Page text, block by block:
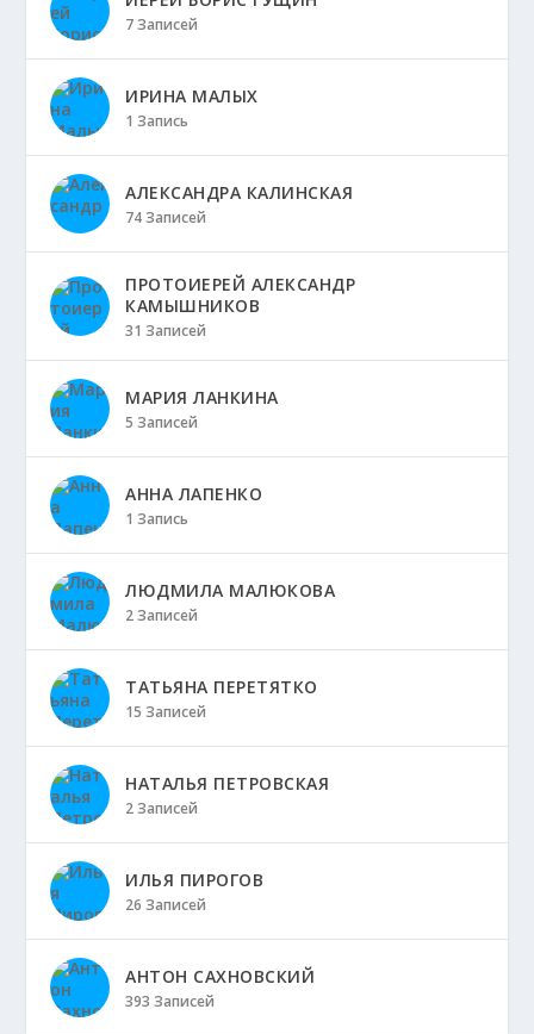
7 Записей
ИРИНА МАЛЫХ
1 Запись
АЛЕКСАНДРА КАЛИНСКАЯ
74 Записей
ПРОТОИЕРЕЙ АЛЕКСАНДР
КАМЫШНИКОВ
31 Записей
МАРИЯ ЛАНКИНА
5 Записей
АННА ЛАПЕНКО
1 Запись
ЛЮДМИЛА МАЛЮКОВА
2 Записей
ТАТЬЯНА ПЕРЕТЯТКО
15 Записей
НАТАЛЬЯ ПЕТРОВСКАЯ
2 Записей
ИЛЬЯ ПИРОГОВ
26 Записей
АНТОН САХНОВСКИЙ
393 Записей